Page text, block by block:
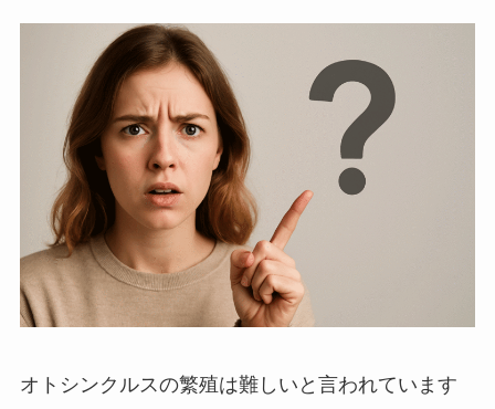
オトシンクルスの繁殖は難しいと言われています